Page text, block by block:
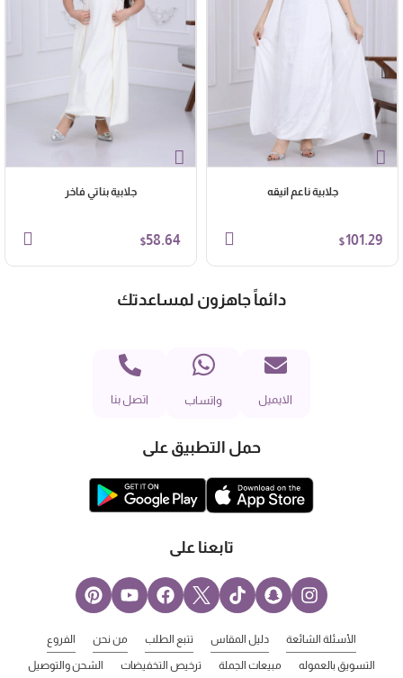
جلابية ناعم انيقه
$101.29
جلابية بناتي فاخر
$58.64
دائماً جاهزون لمساعدتك
الايميل واتساب اتصل بنا
حمل التطبيق على
تابعنا على
الأسئلة الشائعة دليل المقاس تتبع الطلب من نحن الفروع
التسويق بالعموله مبيعات الجملة ترخيص التخفيضات الشحن والتوصيل